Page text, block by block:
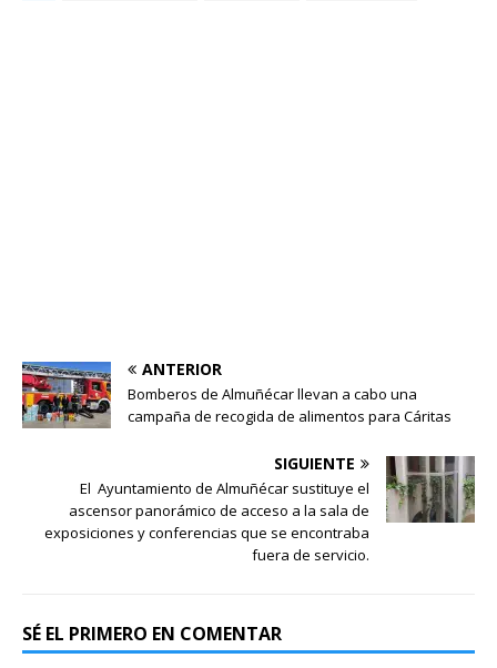
ANTERIOR
Bomberos de Almuñécar llevan a cabo una
campaña de recogida de alimentos para Cáritas
SIGUIENTE
El Ayuntamiento de Almuñécar sustituye el
ascensor panorámico de acceso a la sala de
exposiciones y conferencias que se encontraba
fuera de servicio.
SÉ EL PRIMERO EN COMENTAR